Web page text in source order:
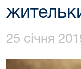
25 січня